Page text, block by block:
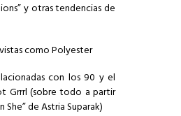
” y otras tendencias de
comoPolyester
con los 90 y el
Grrrl (sobre todo a partir
She” de Astria Suparak)